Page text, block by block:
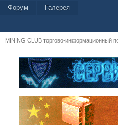
Форум Галерея
MINING CLUB торгово-информационный